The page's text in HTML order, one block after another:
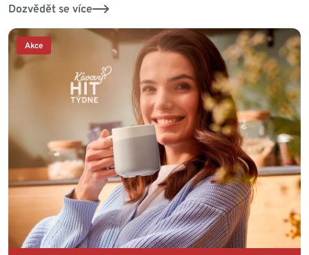
Dozvědět se více
Akce